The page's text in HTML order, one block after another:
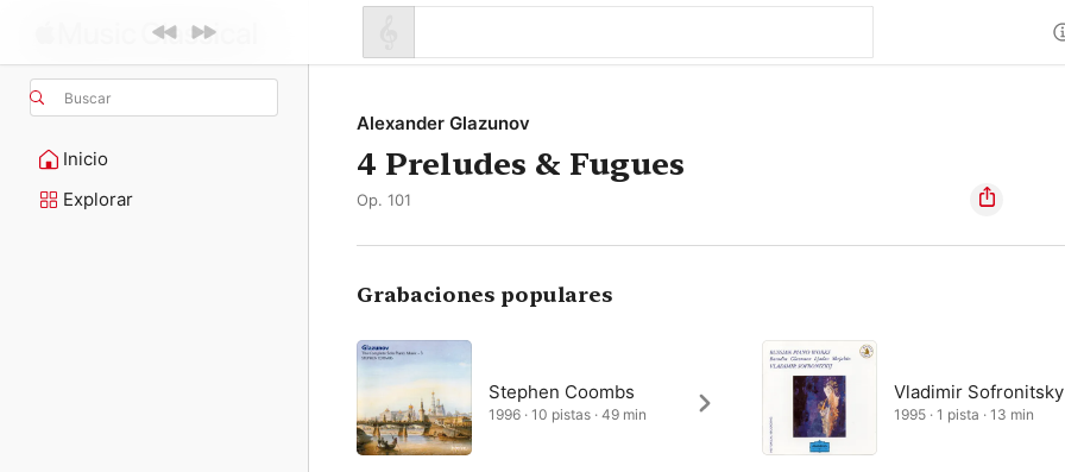
Buscar
Inicio
Explorar
Alexander Glazunov
4 Preludes & Fugues
Op. 101
Grabaciones populares
Stephen Coombs
1996 · 10 pistas · 49 min
Vladimir Sofronitsky
1995 · 1 pista · 13 min